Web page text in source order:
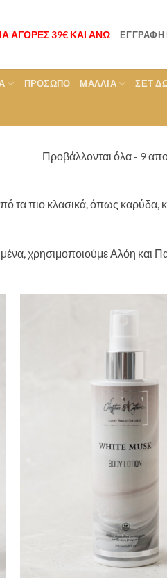
ΑΓΟΡΕΣ 39€ ΚΑΙ ΑΝΩ
ΠΡΌΣΩΠΟ ΜΑΛΛΙΆ ΣΕΤ
Προβάλλονται όλα - 9
πιο κλασικά, όπως καρύδα,
χρησιμοποιούμε Αλόη